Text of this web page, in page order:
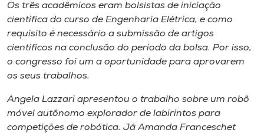
Os três acadêmicos eram bolsistas de iniciação
científica do curso de Engenharia Elétrica, e como
requisito é necessário a submissão de artigos
científicos na conclusão do período da bolsa. Por isso,
o congresso foi um a oportunidade para aprovarem
os seus trabalhos.
Angela Lazzari apresentou o trabalho sobre um robô
móvel autônomo explorador de labirintos para
competições de robótica. Já Amanda Franceschet